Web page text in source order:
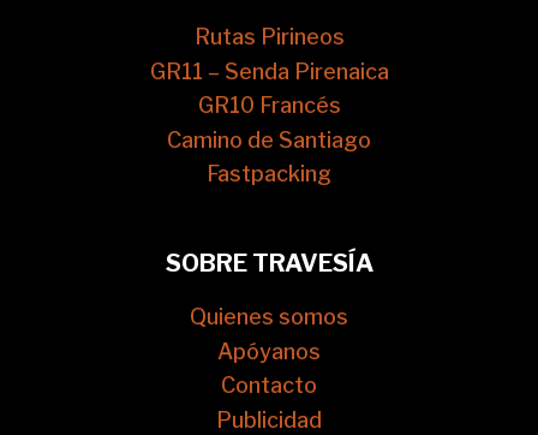
Rutas Pirineos
GR11 – Senda Pirenaica
GR10 Francés
Camino de Santiago
Fastpacking
SOBRE TRAVESÍA
Quienes somos
Apóyanos
Contacto
Publicidad